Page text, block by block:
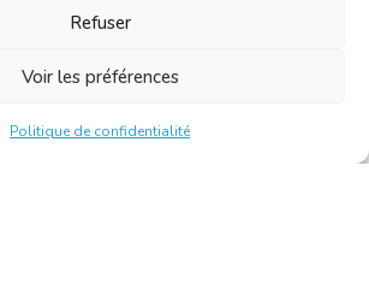
Refuser
Voir les préférences
Politique de confidentialité